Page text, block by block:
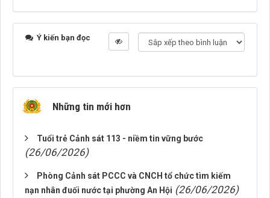
Ý kiến bạn đọc
Những tin mới hơn
Tuổi trẻ Cảnh sát 113 - niềm tin vững bước
(26/06/2026)
Phòng Cảnh sát PCCC và CNCH tổ chức tìm kiếm
nạn nhân đuối nước tại phường An Hội (26/06/2026)